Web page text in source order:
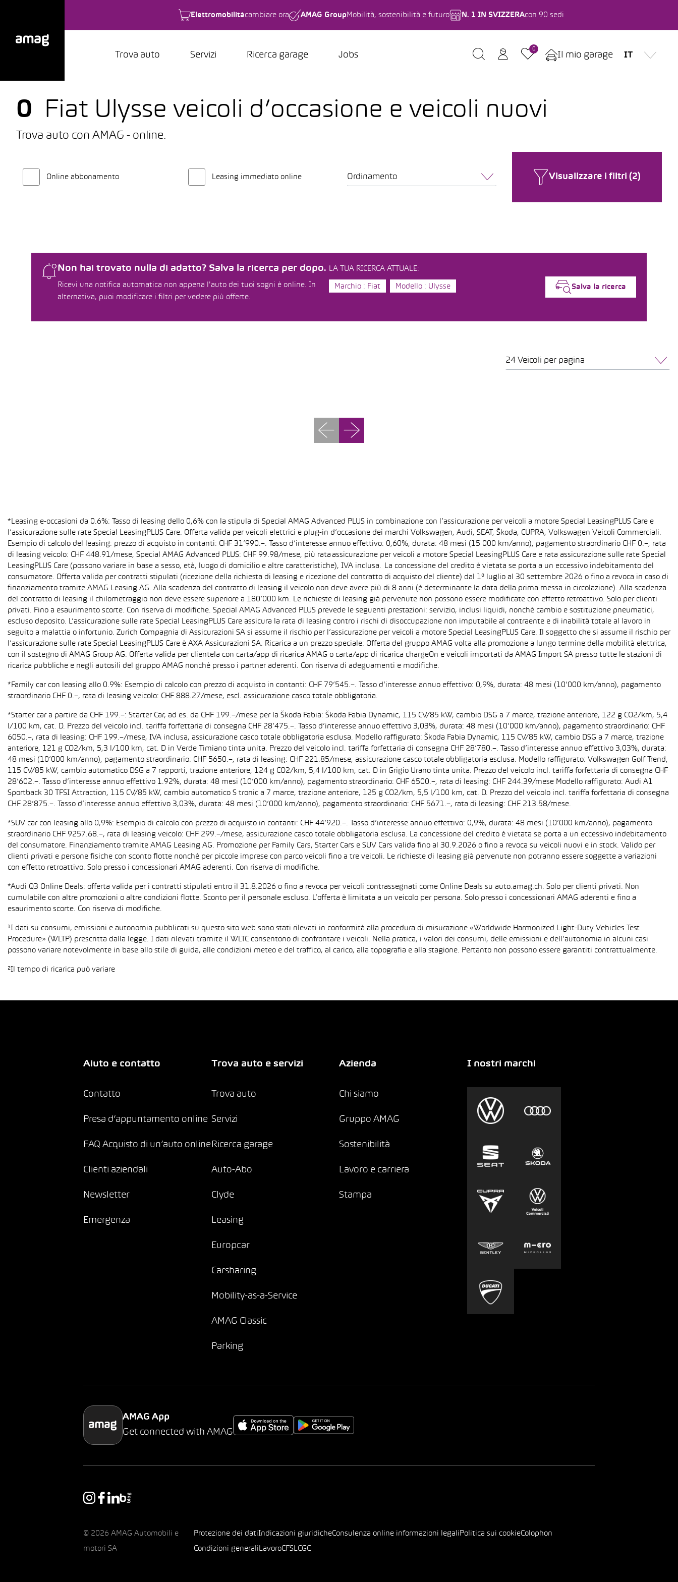
Elettromobilitàcambiare ora AMAG Group Mobilità, sostenibilità e futuro N. 1 IN SVIZZERAcon 90 sedi
Trova auto Servizi Ricerca garage Jobs
0
Il mio garage IT
0 Fiat Ulysse veicoli d’occasione e veicoli nuovi
Trova auto con AMAG - online.
Online abbonamento Leasing immediato online Ordinamento Visualizzare i filtri (2)
Non hai trovato nulla di adatto? Salva la ricerca per dopo.
Ricevi una notifica automatica non appena l'auto dei tuoi sogni è online. In
alternativa, puoi modificare i filtri per vedere più offerte.
LA TUA RICERCA ATTUALE:
Marchio : Fiat Modello : Ulysse Salva la ricerca
24 Veicoli per pagina
*Leasing e-occasioni da 0.6%: Tasso di leasing dello 0,6% con la stipula di Special AMAG Advanced PLUS in combinazione con l’assicurazione per veicoli a motore Special LeasingPLUS Care e
l’assicurazione sulle rate Special LeasingPLUS Care. Offerta valida per veicoli elettrici e plug-in d’occasione dei marchi Volkswagen, Audi, SEAT, Škoda, CUPRA, Volkswagen Veicoli Commerciali.
Esempio di calcolo del leasing: prezzo di acquisto in contanti: CHF 31’990.–. Tasso d’interesse annuo effettivo: 0,60%, durata: 48 mesi (15 000 km/anno), pagamento straordinario CHF 0.–, rata
di leasing veicolo: CHF 448.91/mese, Special AMAG Advanced PLUS: CHF 99.98/mese, più rata assicurazione per veicoli a motore Special LeasingPLUS Care e rata assicurazione sulle rate Special
LeasingPLUS Care (possono variare in base a sesso, età, luogo di domicilio e altre caratteristiche), IVA inclusa. La concessione del credito è vietata se porta a un eccessivo indebitamento del
consumatore. Offerta valida per contratti stipulati (ricezione della richiesta di leasing e ricezione del contratto di acquisto del cliente) dal 1° luglio al 30 settembre 2026 o fino a revoca in caso di
finanziamento tramite AMAG Leasing AG. Alla scadenza del contratto di leasing il veicolo non deve avere più di 8 anni (è determinante la data della prima messa in circolazione). Alla scadenza
del contratto di leasing il chilometraggio non deve essere superiore a 180’000 km. Le richieste di leasing già pervenute non possono essere modificate con effetto retroattivo. Solo per clienti
privati. Fino a esaurimento scorte. Con riserva di modifiche. Special AMAG Advanced PLUS prevede le seguenti prestazioni: servizio, inclusi liquidi, nonché cambio e sostituzione pneumatici,
escluso deposito. L’assicurazione sulle rate Special LeasingPLUS Care assicura la rata di leasing contro i rischi di disoccupazione non imputabile al contraente e di inabilità totale al lavoro in
seguito a malattia o infortunio. Zurich Compagnia di Assicurazioni SA si assume il rischio per l’assicurazione per veicoli a motore Special LeasingPLUS Care. Il soggetto che si assume il rischio per
l’assicurazione sulle rate Special LeasingPLUS Care è AXA Assicurazioni SA. Ricarica a un prezzo speciale: Offerta del gruppo AMAG volta alla promozione a lungo termine della mobilità elettrica,
con il sostegno di AMAG Group AG. Offerta valida per clientela con carta/app di ricarica AMAG o carta/app di ricarica chargeOn e veicoli importati da AMAG Import SA presso tutte le stazioni di
ricarica pubbliche e negli autosili del gruppo AMAG nonché presso i partner aderenti. Con riserva di adeguamenti e modifiche.
*Family car con leasing allo 0.9%: Esempio di calcolo con prezzo di acquisto in contanti: CHF 79’545.–. Tasso d’interesse annuo effettivo: 0,9%, durata: 48 mesi (10’000 km/anno), pagamento
straordinario CHF 0.–, rata di leasing veicolo: CHF 888.27/mese, escl. assicurazione casco totale obbligatoria.
*Starter car a partire da CHF 199.–: Starter Car, ad es. da CHF 199.–/mese per la Škoda Fabia: Škoda Fabia Dynamic, 115 CV/85 kW, cambio DSG a 7 marce, trazione anteriore, 122 g CO2/km, 5,4
l/100 km, cat. D. Prezzo del veicolo incl. tariffa forfettaria di consegna CHF 28’475.–. Tasso d’interesse annuo effettivo 3,03%, durata: 48 mesi (10’000 km/anno), pagamento straordinario: CHF
6050.–, rata di leasing: CHF 199.–/mese, IVA inclusa, assicurazione casco totale obbligatoria esclusa. Modello raffigurato: Škoda Fabia Dynamic, 115 CV/85 kW, cambio DSG a 7 marce, trazione
anteriore, 121 g CO2/km, 5,3 l/100 km, cat. D in Verde Timiano tinta unita. Prezzo del veicolo incl. tariffa forfettaria di consegna CHF 28’780.–. Tasso d’interesse annuo effettivo 3,03%, durata:
48 mesi (10’000 km/anno), pagamento straordinario: CHF 5650.–, rata di leasing: CHF 221.85/mese, assicurazione casco totale obbligatoria esclusa. Modello raffigurato: Volkswagen Golf Trend,
115 CV/85 kW, cambio automatico DSG a 7 rapporti, trazione anteriore, 124 g CO2/km, 5,4 l/100 km, cat. D in Grigio Urano tinta unita. Prezzo del veicolo incl. tariffa forfettaria di consegna CHF
28’602.–. Tasso d’interesse annuo effettivo 1.92%, durata: 48 mesi (10’000 km/anno), pagamento straordinario: CHF 6500.–, rata di leasing: CHF 244.39/mese Modello raffigurato: Audi A1
Sportback 30 TFSI Attraction, 115 CV/85 kW, cambio automatico S tronic a 7 marce, trazione anteriore, 125 g CO2/km, 5,5 l/100 km, cat. D. Prezzo del veicolo incl. tariffa forfettaria di consegna
CHF 28’875.–. Tasso d’interesse annuo effettivo 3,03%, durata: 48 mesi (10’000 km/anno), pagamento straordinario: CHF 5671.–, rata di leasing: CHF 213.58/mese.
*SUV car con leasing allo 0,9%: Esempio di calcolo con prezzo di acquisto in contanti: CHF 44’920.–. Tasso d’interesse annuo effettivo: 0,9%, durata: 48 mesi (10’000 km/anno), pagamento
straordinario CHF 9257.68.–, rata di leasing veicolo: CHF 299.–/mese, assicurazione casco totale obbligatoria esclusa. La concessione del credito è vietata se porta a un eccessivo indebitamento
del consumatore. Finanziamento tramite AMAG Leasing AG. Promozione per Family Cars, Starter Cars e SUV Cars valida fino al 30.9.2026 o fino a revoca su veicoli nuovi e in stock. Valido per
clienti privati e persone fisiche con sconto flotte nonché per piccole imprese con parco veicoli fino a tre veicoli. Le richieste di leasing già pervenute non potranno essere soggette a variazioni
con effetto retroattivo. Solo presso i concessionari AMAG aderenti. Con riserva di modifiche.
*Audi Q3 Online Deals: offerta valida per i contratti stipulati entro il 31.8.2026 o fino a revoca per veicoli contrassegnati come Online Deals su auto.amag.ch. Solo per clienti privati. Non
cumulabile con altre promozioni o altre condizioni flotte. Sconto per il personale escluso. L’offerta è limitata a un veicolo per persona. Solo presso i concessionari AMAG aderenti e fino a
esaurimento scorte. Con riserva di modifiche.
¹I dati su consumi, emissioni e autonomia pubblicati su questo sito web sono stati rilevati in conformità alla procedura di misurazione «Worldwide Harmonized Light-Duty Vehicles Test
Procedure» (WLTP) prescritta dalla legge. I dati rilevati tramite il WLTC consentono di confrontare i veicoli. Nella pratica, i valori dei consumi, delle emissioni e dell’autonomia in alcuni casi
possono variare notevolmente in base allo stile di guida, alle condizioni meteo e del traffico, al carico, alla topografia e alla stagione. Pertanto non possono essere garantiti contrattualmente.
²Il tempo di ricarica può variare
Aiuto e contatto
Contatto
Presa d’appuntamento online
FAQ Acquisto di un’auto online
Clienti aziendali
Newsletter
Emergenza
Trova auto e servizi
Trova auto
Servizi
Ricerca garage
Auto-Abo
Clyde
Leasing
Europcar
Carsharing
Mobility-as-a-Service
AMAG Classic
Parking
Azienda
Chi siamo
Gruppo AMAG
Sostenibilità
Lavoro e carriera
Stampa
I nostri marchi
AMAG App
Get connected with AMAG
© 2026 AMAG Automobili e
motori SA
Protezione dei datiIndicazioni giuridicheConsulenza online informazioni legali Politica sui cookieColophon
Condizioni generali LavoroCFSLCGC